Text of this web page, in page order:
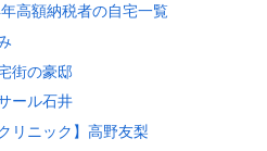
高額納税者の自宅一覧
街の豪邸
ール石井
リニック】高野友梨